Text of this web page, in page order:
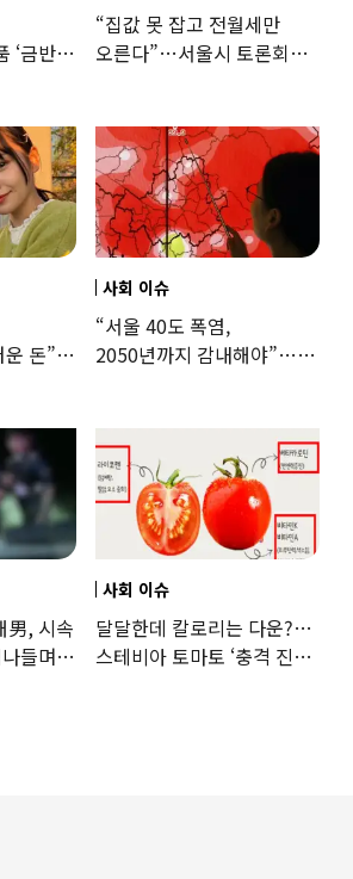
‘금반지
“집값 못 잡고 전월세만
오른다”…서울시 토론회서
돈”
사회 이슈
“서울 40도 폭염,
2050년까지 감내해야”…
男, 시속
들며
사회 이슈
달달한데 칼로리는 다운?…
스테비아 토마토 ‘충격 진실’